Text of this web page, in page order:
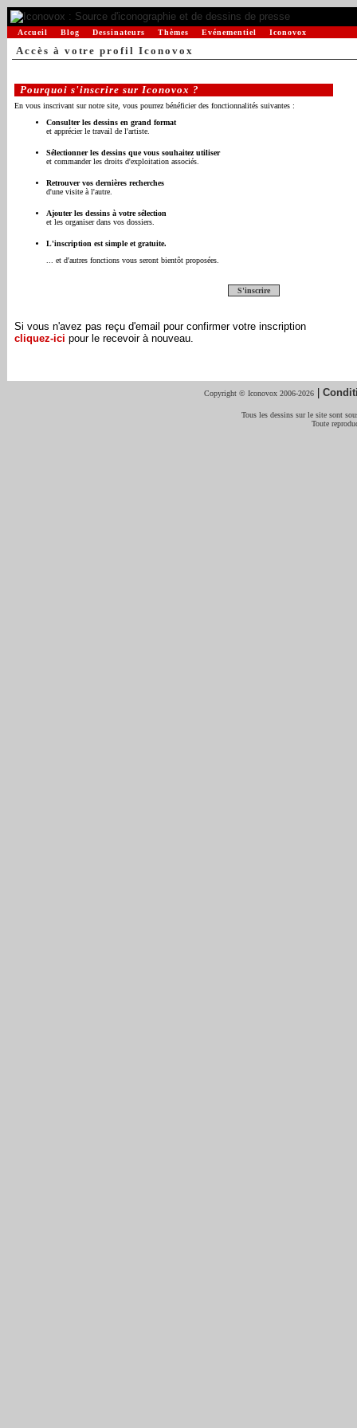
Accueil Blog Dessinateurs Thèmes Evénementiel Iconovox
Accès à votre profil Iconovox
Pourquoi s'inscrire sur Iconovox ?
En vous inscrivant sur notre site, vous pourrez bénéficier des fonctionnalités suivantes :
Consulter les dessins en grand format
et apprécier le travail de l'artiste.
Sélectionner les dessins que vous souhaitez utiliser
et commander les droits d'exploitation associés.
Retrouver vos dernières recherches
d'une visite à l'autre.
Ajouter les dessins à votre sélection
et les organiser dans vos dossiers.
L'inscription est simple et gratuite.
... et d'autres fonctions vous seront bientôt proposées.
S'inscrire
Si vous n'avez pas reçu d'email pour confirmer votre inscription
cliquez-ici pour le recevoir à nouveau.
Copyright © Iconovox 2006-2026 |
Tous les dessins sur le site sont
Toute